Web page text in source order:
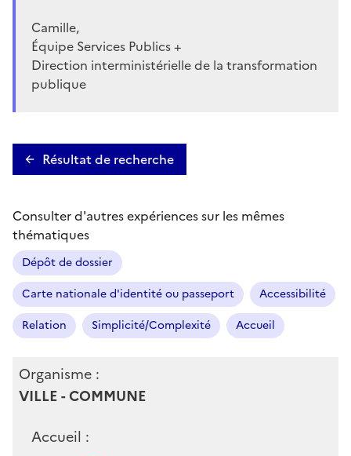
Camille,
Équipe Services Publics +
Direction interministérielle de la transformation
publique
Résultat de recherche
Consulter d'autres expériences sur les mêmes
thématiques
Dépôt de dossier
Carte nationale d'identité ou passeport
Accessibilité
Relation
Simplicité/Complexité Accueil
Organisme :
VILLE - COMMUNE
Accueil :